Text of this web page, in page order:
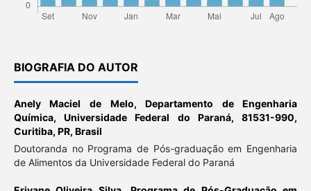
BIOGRAFIA DO AUTOR
Anely Maciel de Melo,Departamento de Engenharia
Química, Universidade Federal do Paraná, 81531-990,
Curitiba, PR, Brasil
Doutoranda no Programa de Pós-graduação em Engenharia
de Alimentos da Universidade Federal do Paraná